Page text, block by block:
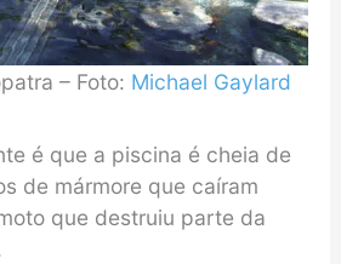
– Foto: Michael Gaylard
é que a piscina é cheia de
de mármore que caíram
que destruiu parte da